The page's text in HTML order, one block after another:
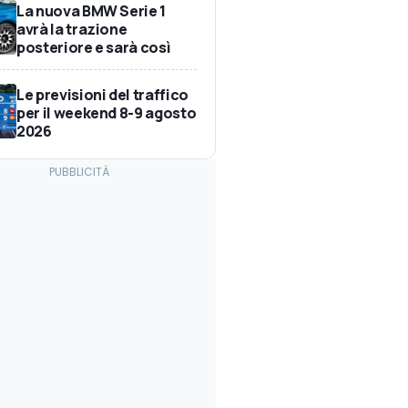
La nuova BMW Serie 1
avrà la trazione
posteriore e sarà così
Le previsioni del traffico
per il weekend 8-9 agosto
2026